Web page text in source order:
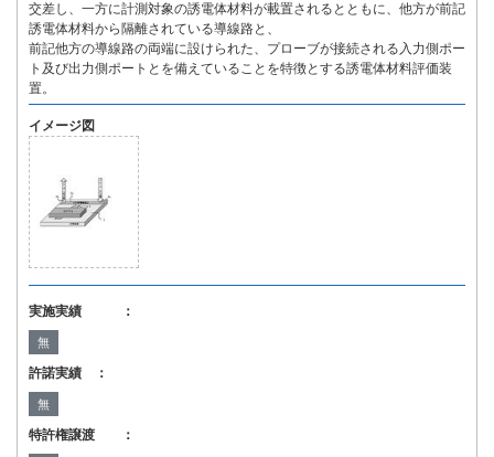
交差し、一方に計測対象の誘電体材料が載置されるとともに、他方が前記
誘電体材料から隔離されている導線路と、
前記他方の導線路の両端に設けられた、プローブが接続される入力側ポー
ト及び出力側ポートとを備えていることを特徴とする誘電体材料評価装
置。
イメージ図
実施実績 ：
無
許諾実績 ：
無
特許権譲渡 ：